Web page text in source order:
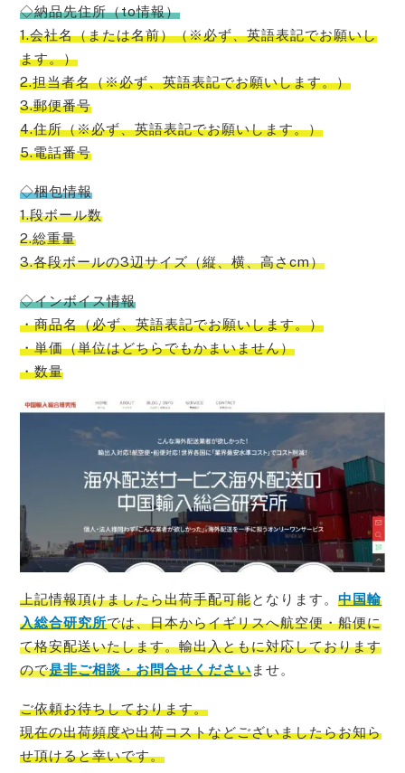
◇納品先住所（to情報）
1.会社名（または名前）（※必ず、英語表記でお願いし
ます。）
2.担当者名（※必ず、英語表記でお願いします。）
3.郵便番号
4.住所（※必ず、英語表記でお願いします。）
5.電話番号
◇梱包情報
1.段ボール数
2.総重量
3.各段ボールの3辺サイズ（縦、横、高さcm）
◇インボイス情報
・商品名（必ず、英語表記でお願いします。）
・単価（単位はどちらでもかまいません）
・数量
上記情報頂けましたら出荷手配可能となります。中国輸
入総合研究所では、日本からイギリスへ航空便・船便に
て格安配送いたします。輸出入ともに対応しております
ので是非ご相談・お問合せくださいませ。
ご依頼お待ちしております。
現在の出荷頻度や出荷コストなどございましたらお知ら
せ頂けると幸いです。